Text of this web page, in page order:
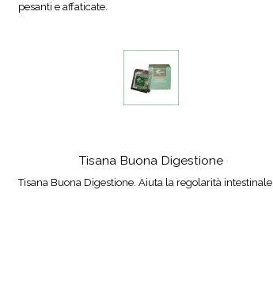
pesanti e affaticate.
Tisana Buona Digestione
Tisana Buona Digestione. Aiuta la regolarità intestinale.